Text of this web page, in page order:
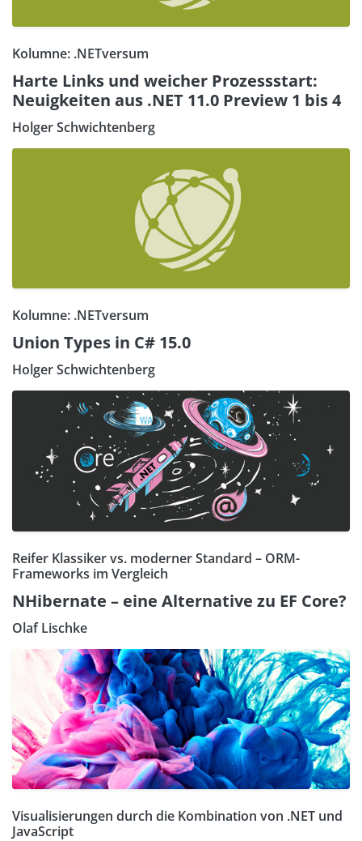
Kolumne: .NETversum
Harte Links und weicher Prozessstart:
Neuigkeiten aus .NET 11.0 Preview 1 bis 4
Holger Schwichtenberg
Kolumne: .NETversum
Union Types in C# 15.0
Holger Schwichtenberg
Reifer Klassiker vs. moderner Standard – ORM-
Frameworks im Vergleich
NHibernate – eine Alternative zu EF Core?
Olaf Lischke
Visualisierungen durch die Kombination von .NET und
JavaScript